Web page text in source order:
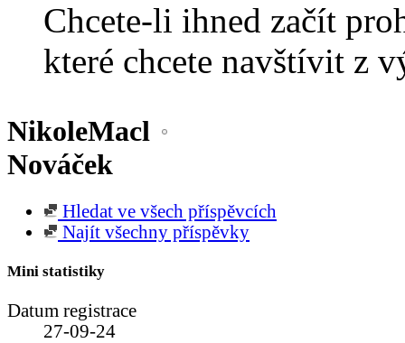
Chcete-li ihned začít
které chcete navštívit z
NikoleMacl
Nováček
Hledat ve všech příspěvcích
Najít všechny příspěvky
Mini statistiky
Datum registrace
27-09-24